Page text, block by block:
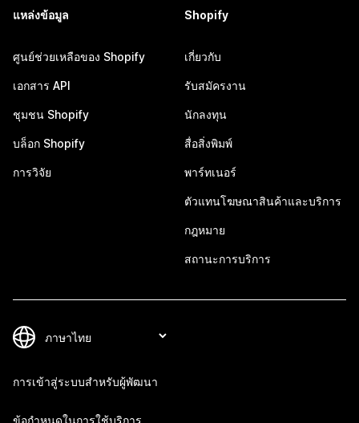
แหล่งข้อมูล
ศูนย์ช่วยเหลือของ Shopify
เอกสาร API
ชุมชน Shopify
บล็อก Shopify
การวิจัย
Shopify
เกี่ยวกับ
รับสมัครงาน
นักลงทุน
สื่อสิ่งพิมพ์
พาร์ทเนอร์
ตัวแทนโฆษณาสินค้าและบริการ
กฎหมาย
สถานะการบริการ
การเข้าสู่ระบบสำหรับผู้พัฒนา